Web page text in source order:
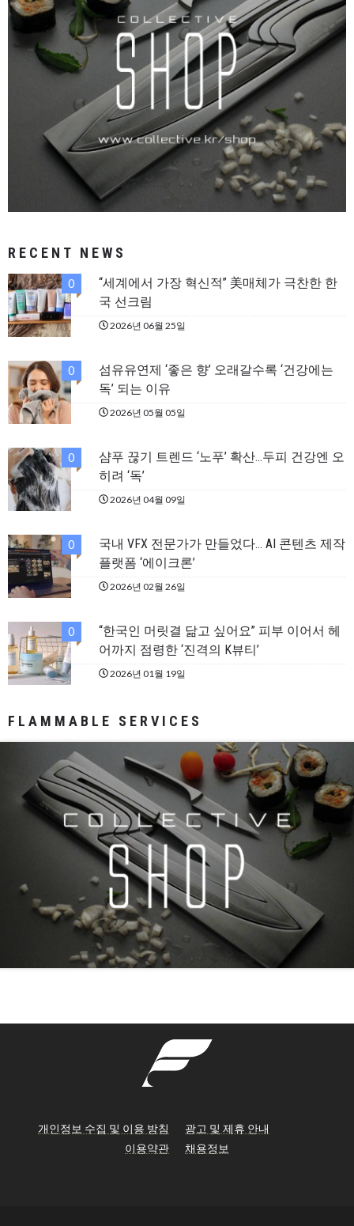
RECENT NEWS
0
“세계에서 가장 혁신적” 美매체가 극찬한 한
국 선크림
2026년 06월 25일
0
섬유유연제 ‘좋은 향’ 오래갈수록 ‘건강에는
독’ 되는 이유
2026년 05월 05일
0
샴푸 끊기 트렌드 ‘노푸’ 확산…두피 건강엔 오
히려 ‘독’
2026년 04월 09일
0
국내 VFX 전문가가 만들었다… AI 콘텐츠 제작
플랫폼 ‘에이크론’
2026년 02월 26일
0
“한국인 머릿결 닮고 싶어요” 피부 이어서 헤
어까지 점령한 ‘진격의 K뷰티’
2026년 01월 19일
FLAMMABLE SERVICES
개인정보 수집 및 이용 방침
이용약관
광고 및 제휴 안내
채용정보